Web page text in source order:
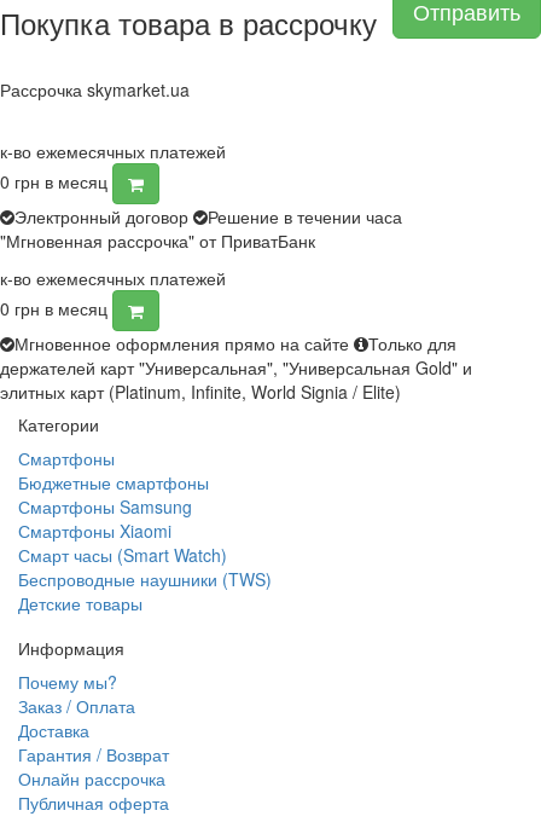
Отправить
Покупка товара в рассрочку
Рассрочка skymarket.ua
к-во ежемесячных платежей
0 грн в месяц
Электронный договор
Решение в течении часа
"Мгновенная рассрочка" от ПриватБанк
к-во ежемесячных платежей
0 грн в месяц
Мгновенное оформления прямо на сайте
Только для
держателей карт "Универсальная", "Универсальная Gold" и
элитных карт (Platinum, Infinite, World Signia / Elite)
Категории
Смартфоны
Бюджетные смартфоны
Смартфоны Samsung
Смартфоны Xiaomi
Смарт часы (Smart Watch)
Беспроводные наушники (TWS)
Детские товары
Информация
Почему мы?
Заказ / Оплата
Доставка
Гарантия / Возврат
Онлайн рассрочка
Публичная оферта